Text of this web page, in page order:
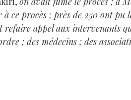
ce procès ; près de 250 ont
appel aux intervenants
; des médecins ; des